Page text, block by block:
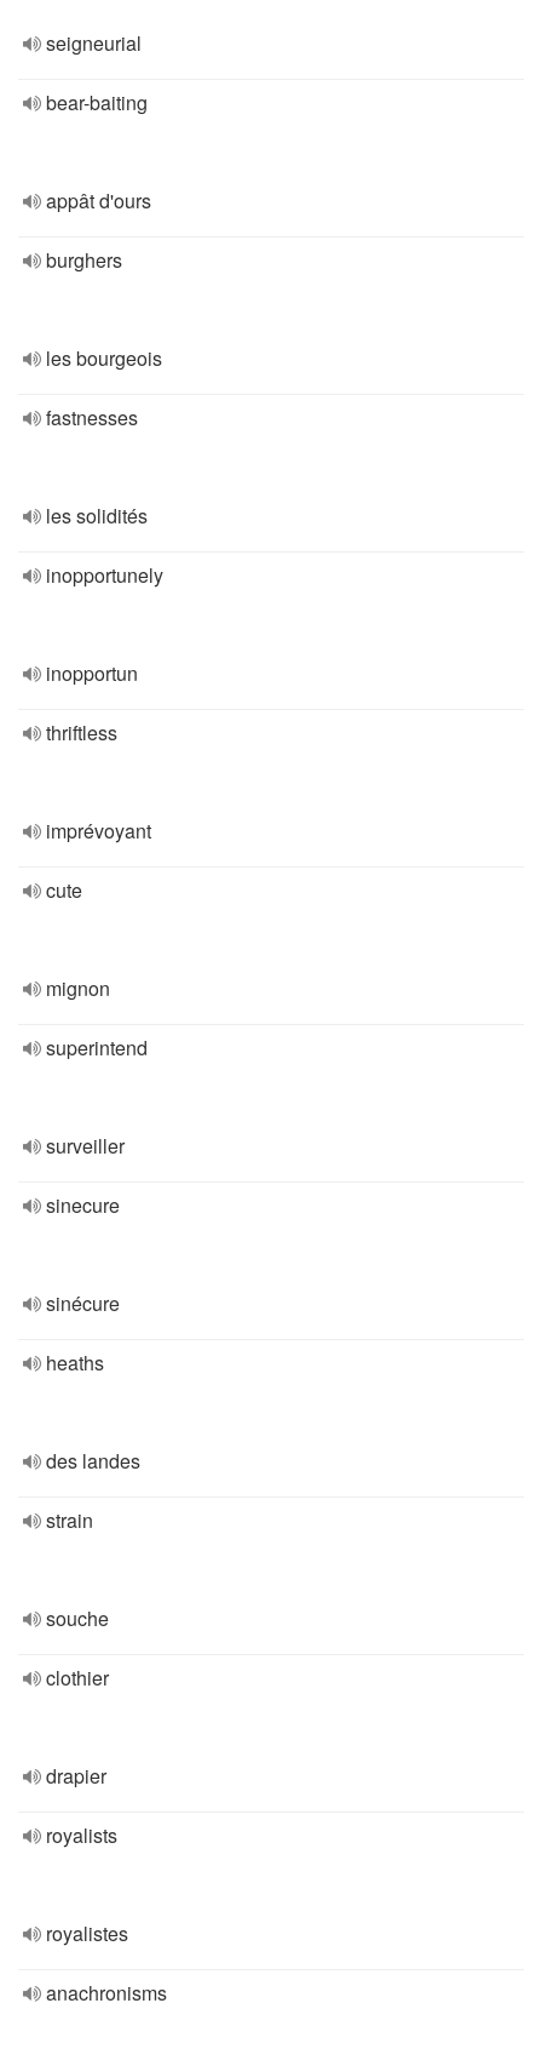
seigneurial
bear-baiting
appât d'ours
burghers
les bourgeois
fastnesses
les solidités
inopportunely
inopportun
thriftless
imprévoyant
cute
mignon
superintend
surveiller
sinecure
sinécure
heaths
des landes
strain
souche
clothier
drapier
royalists
royalistes
anachronisms